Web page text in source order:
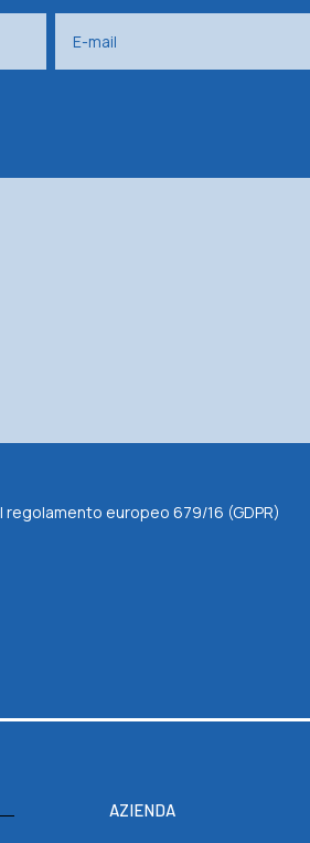
europeo 679/16 (GDPR)
AZIENDA